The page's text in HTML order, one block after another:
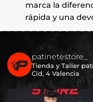
marca la
rápida y una
patinetestore_
Tienda y Taller
Cid, 4 Valencia